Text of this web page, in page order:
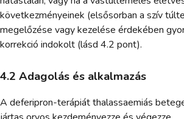
következményeinek (elsősorban a szív
megelőzése vagy kezelése érdekében
korrekció indokolt (lásd 4.2 pont).
4.2 Adagolás és alkalmazás
A deferipron-terápiát thalassaemiás